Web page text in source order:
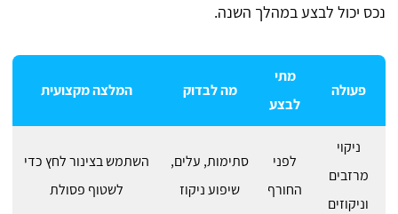
נכס יכול לבצע במהלך השנה.
פעולה
מתי
לבצע
מה לבדוק המלצה מקצועית
ניקוי
מרזבים
וניקוזים
לפני
החורף
סתימות, עלים,
שיפוע ניקוז
השתמש בצינור לחץ כדי
לשטוף פסולת